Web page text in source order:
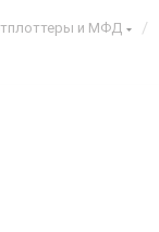
и МФД /